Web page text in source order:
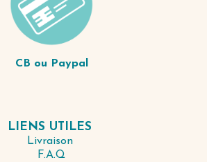
CB ou Paypal
LIENS UTILES
Livraison
F.A.Q